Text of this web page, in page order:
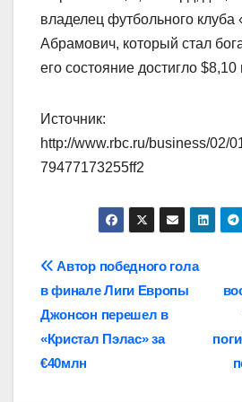
владелец футбольного
Абрамович, который стал
его состояние достигло $8,10
Источник:
http://www.rbc.ru/business/02/
79477173255ff2
Навигация
по
записям
Автор победного гола
в финале Лиги Европы
Джонсон перешел в
«Кристал Пэлас» за
€40млн